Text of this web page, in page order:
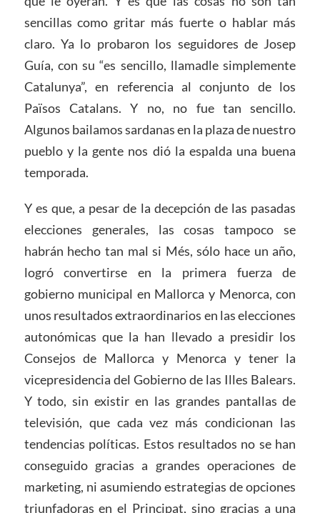
sencillas como gritar más fuerte o hablar más
claro. Ya lo probaron los seguidores de Josep
Guía, con su “es sencillo, llamadle simplemente
Catalunya”, en referencia al conjunto de los
Països Catalans. Y no, no fue tan sencillo.
Algunos bailamos sardanas en la plaza de nuestro
pueblo y la gente nos dió la espalda una buena
temporada.
Y es que, a pesar de la decepción de las pasadas
elecciones generales, las cosas tampoco se
habrán hecho tan mal si Més, sólo hace un año,
logró convertirse en la primera fuerza de
gobierno municipal en Mallorca y Menorca, con
unos resultados extraordinarios en las elecciones
autonómicas que la han llevado a presidir los
Consejos de Mallorca y Menorca y tener la
vicepresidencia del Gobierno de las Illes Balears.
Y todo, sin existir en las grandes pantallas de
televisión, que cada vez más condicionan las
tendencias políticas. Estos resultados no se han
conseguido gracias a grandes operaciones de
marketing, ni asumiendo estrategias de opciones
triunfadoras en el Principat, sino gracias a una